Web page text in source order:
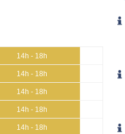
14h - 18h
14h - 18h
14h - 18h
14h - 18h
14h - 18h